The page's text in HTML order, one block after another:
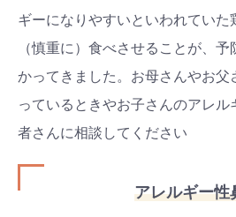
ギーになりやすいといわれていた
（慎重に）食べさせることが、
かってきました。お母さんやお父
っているときやお子さんのアレル
者さんに相談してください
アレルギー性